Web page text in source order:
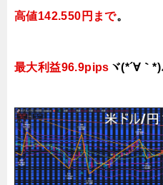
高値142.550円まで。
最大利益96.9pips ヾ(*´∀｀*)